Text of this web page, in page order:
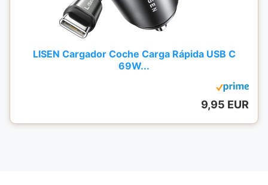
LISEN Cargador Coche Carga Rápida USB C
69W...
9,95 EUR